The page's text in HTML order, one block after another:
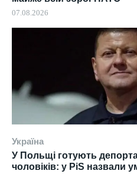
07.08.2026
Україна
У Польщі готують
чоловіків: у PiS назвали